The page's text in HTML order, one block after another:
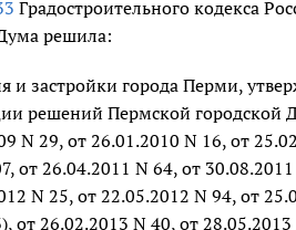
Градостроительного кодекса
решила:
и застройки города Перми,
решений Пермской городской
N 29, от 26.01.2010 N 16, от
от 26.04.2011 N 64, от
N 25, от 22.05.2012 N 94, от
от 26.02.2013 N 40, от